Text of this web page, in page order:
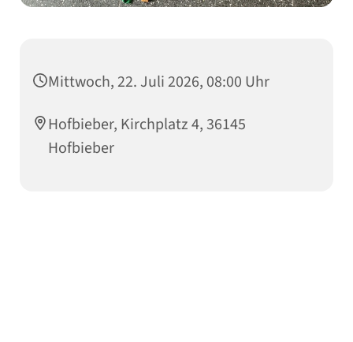
Mittwoch, 22. Juli 2026, 08:00 Uhr
Hofbieber, Kirchplatz 4, 36145
Hofbieber